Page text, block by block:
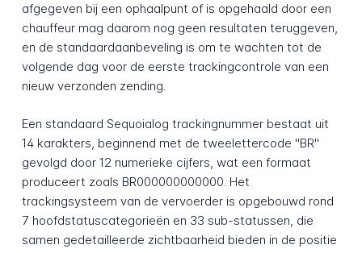
afgegeven bij een ophaalpunt of is opgehaald door een
chauffeur mag daarom nog geen resultaten teruggeven,
en de standaardaanbeveling is om te wachten tot de
volgende dag voor de eerste trackingcontrole van een
nieuw verzonden zending.
Een standaard Sequoialog trackingnummer bestaat uit
14 karakters, beginnend met de tweelettercode "BR"
gevolgd door 12 numerieke cijfers, wat een formaat
produceert zoals BR000000000000. Het
trackingsysteem van de vervoerder is opgebouwd rond
7 hoofdstatuscategorieën en 33 sub-statussen, die
samen gedetailleerde zichtbaarheid bieden in de positie